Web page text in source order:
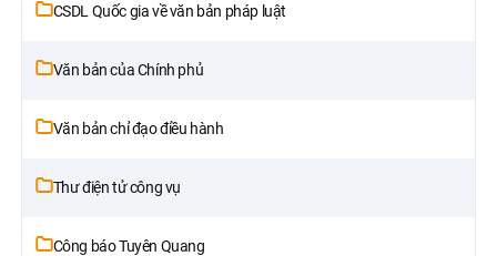
CSDL Quốc gia về văn bản pháp luật
Văn bản của Chính phủ
Văn bản chỉ đạo điều hành
Thư điện tử công vụ
Công báo Tuyên Quang